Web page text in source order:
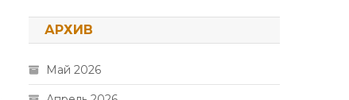
АРХИВ
Май 2026